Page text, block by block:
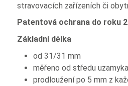
stravovacích zařízeních či
Patentová ochrana do roku
Základní délka
od 31/31 mm
měřeno od středu
prodloužení po 5 mm z